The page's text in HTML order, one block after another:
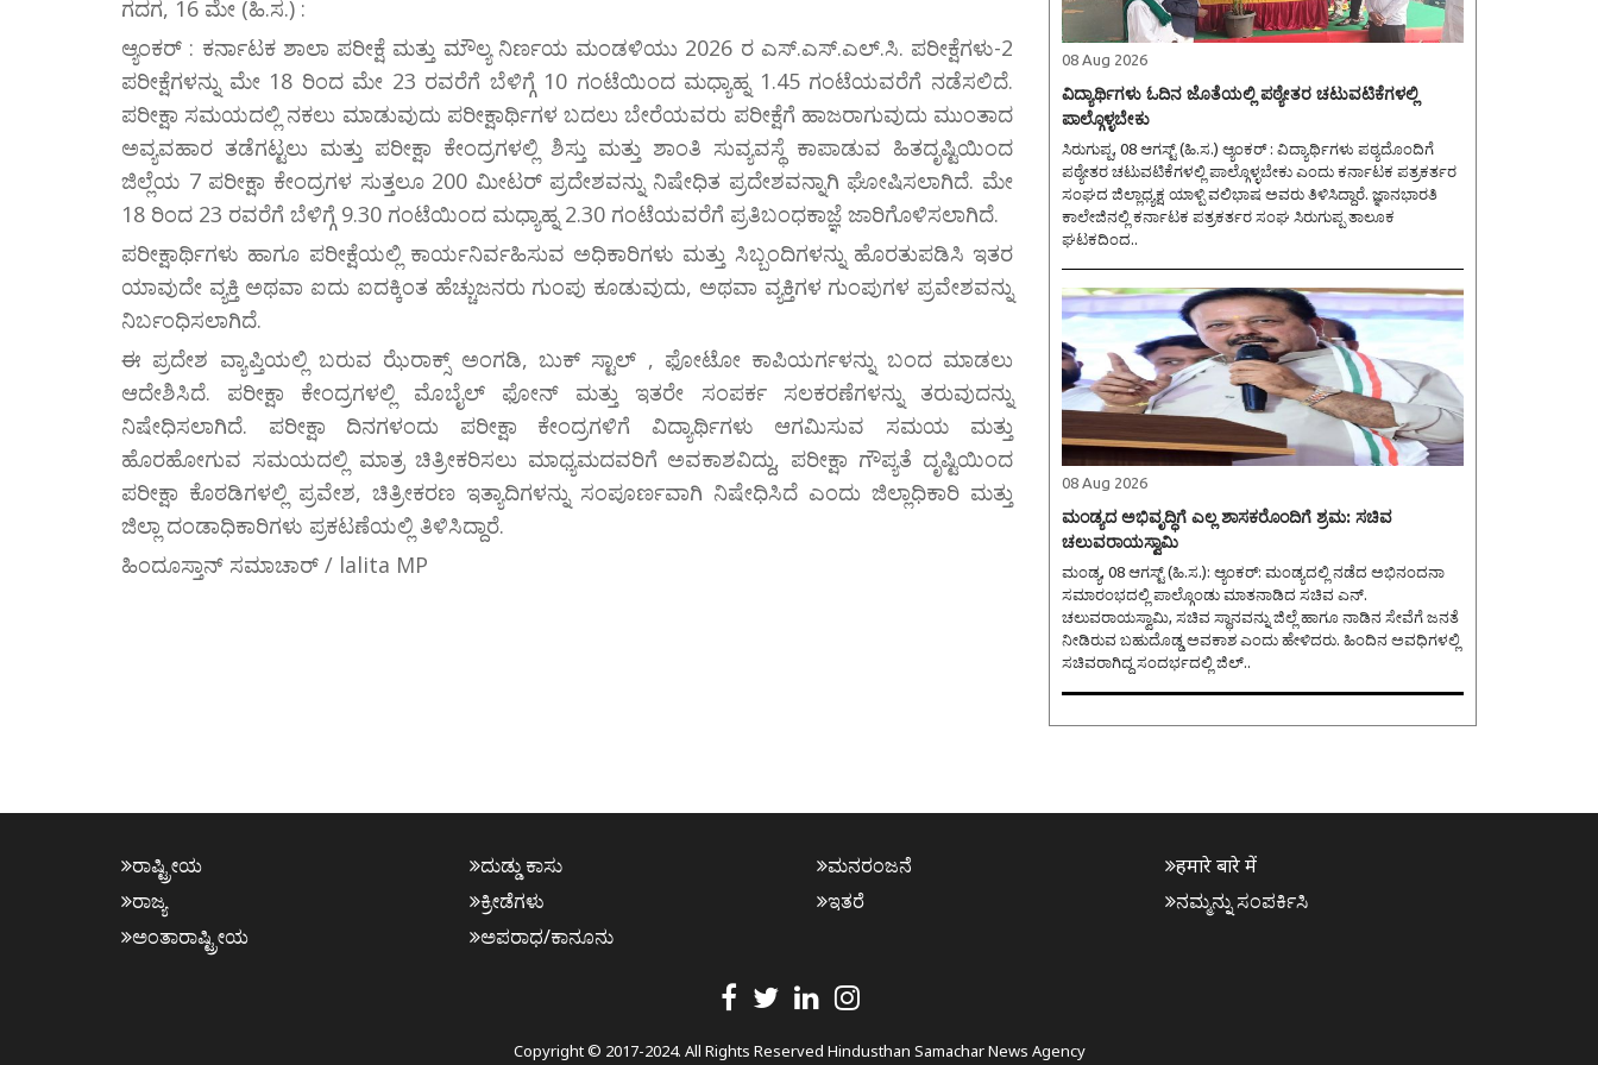
ಗದಗ, 16 ಮೇ (ಹಿ.ಸ.) :
ಆ್ಯಂಕರ್ : ಕರ್ನಾಟಕ ಶಾಲಾ ಪರೀಕ್ಷೆ ಮತ್ತು ಮೌಲ್ಯ ನಿರ್ಣಯ ಮಂಡಳಿಯು 2026 ರ ಎಸ್.ಎಸ್.ಎಲ್.ಸಿ. ಪರೀಕ್ಷೆಗಳು-2
ಪರೀಕ್ಷೆಗಳನ್ನು ಮೇ 18 ರಿಂದ ಮೇ 23 ರವರೆಗೆ ಬೆಳಿಗ್ಗೆ 10 ಗಂಟೆಯಿಂದ ಮಧ್ಯಾಹ್ನ 1.45 ಗಂಟೆಯವರೆಗೆ ನಡೆಸಲಿದೆ.
ಪರೀಕ್ಷಾ ಸಮಯದಲ್ಲಿ ನಕಲು ಮಾಡುವುದು ಪರೀಕ್ಷಾರ್ಥಿಗಳ ಬದಲು ಬೇರೆಯವರು ಪರೀಕ್ಷೆಗೆ ಹಾಜರಾಗುವುದು ಮುಂತಾದ
ಅವ್ಯವಹಾರ ತಡೆಗಟ್ಟಲು ಮತ್ತು ಪರೀಕ್ಷಾ ಕೇಂದ್ರಗಳಲ್ಲಿ ಶಿಸ್ತು ಮತ್ತು ಶಾಂತಿ ಸುವ್ಯವಸ್ಥೆ ಕಾಪಾಡುವ ಹಿತದೃಷ್ಟಿಯಿಂದ
ಜಿಲ್ಲೆಯ 7 ಪರೀಕ್ಷಾ ಕೇಂದ್ರಗಳ ಸುತ್ತಲೂ 200 ಮೀಟರ್ ಪ್ರದೇಶವನ್ನು ನಿಷೇಧಿತ ಪ್ರದೇಶವನ್ನಾಗಿ ಘೋಷಿಸಲಾಗಿದೆ. ಮೇ
18 ರಿಂದ 23 ರವರೆಗೆ ಬೆಳಿಗ್ಗೆ 9.30 ಗಂಟೆಯಿಂದ ಮಧ್ಯಾಹ್ನ 2.30 ಗಂಟೆಯವರೆಗೆ ಪ್ರತಿಬಂಧಕಾಜ್ಞೆ ಜಾರಿಗೊಳಿಸಲಾಗಿದೆ.
ಪರೀಕ್ಷಾರ್ಥಿಗಳು ಹಾಗೂ ಪರೀಕ್ಷೆಯಲ್ಲಿ ಕಾರ್ಯನಿರ್ವಹಿಸುವ ಅಧಿಕಾರಿಗಳು ಮತ್ತು ಸಿಬ್ಬಂದಿಗಳನ್ನು ಹೊರತುಪಡಿಸಿ ಇತರ
ಯಾವುದೇ ವ್ಯಕ್ತಿ ಅಥವಾ ಐದು ಐದಕ್ಕಿಂತ ಹೆಚ್ಚುಜನರು ಗುಂಪು ಕೂಡುವುದು, ಅಥವಾ ವ್ಯಕ್ತಿಗಳ ಗುಂಪುಗಳ ಪ್ರವೇಶವನ್ನು
ನಿರ್ಬಂಧಿಸಲಾಗಿದೆ.
ಈ ಪ್ರದೇಶ ವ್ಯಾಪ್ತಿಯಲ್ಲಿ ಬರುವ ಝೆರಾಕ್ಸ್ ಅಂಗಡಿ, ಬುಕ್ ಸ್ಟಾಲ್ , ಫೋಟೋ ಕಾಪಿಯರ್ಗಳನ್ನು ಬಂದ ಮಾಡಲು
ಆದೇಶಿಸಿದೆ. ಪರೀಕ್ಷಾ ಕೇಂದ್ರಗಳಲ್ಲಿ ಮೊಬೈಲ್ ಫೋನ್ ಮತ್ತು ಇತರೇ ಸಂಪರ್ಕ ಸಲಕರಣೆಗಳನ್ನು ತರುವುದನ್ನು
ನಿಷೇಧಿಸಲಾಗಿದೆ. ಪರೀಕ್ಷಾ ದಿನಗಳಂದು ಪರೀಕ್ಷಾ ಕೇಂದ್ರಗಳಿಗೆ ವಿದ್ಯಾರ್ಥಿಗಳು ಆಗಮಿಸುವ ಸಮಯ ಮತ್ತು
ಹೊರಹೋಗುವ ಸಮಯದಲ್ಲಿ ಮಾತ್ರ ಚಿತ್ರೀಕರಿಸಲು ಮಾಧ್ಯಮದವರಿಗೆ ಅವಕಾಶವಿದ್ದು, ಪರೀಕ್ಷಾ ಗೌಪ್ಯತೆ ದೃಷ್ಟಿಯಿಂದ
ಪರೀಕ್ಷಾ ಕೊಠಡಿಗಳಲ್ಲಿ ಪ್ರವೇಶ, ಚಿತ್ರೀಕರಣ ಇತ್ಯಾದಿಗಳನ್ನು ಸಂಪೂರ್ಣವಾಗಿ ನಿಷೇಧಿಸಿದೆ ಎಂದು ಜಿಲ್ಲಾಧಿಕಾರಿ ಮತ್ತು
ಜಿಲ್ಲಾ ದಂಡಾಧಿಕಾರಿಗಳು ಪ್ರಕಟಣೆಯಲ್ಲಿ ತಿಳಿಸಿದ್ದಾರೆ.
ಹಿಂದೂಸ್ತಾನ್ ಸಮಾಚಾರ್ / lalita MP
08 Aug 2026
ವಿದ್ಯಾರ್ಥಿಗಳು ಓದಿನ ಜೊತೆಯಲ್ಲಿ ಪಠ್ಯೇತರ ಚಟುವಟಿಕೆಗಳಲ್ಲಿ
ಪಾಲ್ಗೊಳ್ಳಬೇಕು
ಸಿರುಗುಪ್ಪ, 08 ಆಗಸ್ಟ್ (ಹಿ.ಸ.) ಆ್ಯಂಕರ್ : ವಿದ್ಯಾರ್ಥಿಗಳು ಪಠ್ಯದೊಂದಿಗೆ
ಪಠ್ಯೇತರ ಚಟುವಟಿಕೆಗಳಲ್ಲಿ ಪಾಲ್ಗೊಳ್ಳಬೇಕು ಎಂದು ಕರ್ನಾಟಕ ಪತ್ರಕರ್ತರ
ಸಂಘದ ಜಿಲ್ಲಾಧ್ಯಕ್ಷ ಯಾಳ್ಪಿ ವಲಿಭಾಷ ಅವರು ತಿಳಿಸಿದ್ದಾರೆ. ಜ್ಞಾನಭಾರತಿ
ಕಾಲೇಜಿನಲ್ಲಿ ಕರ್ನಾಟಕ ಪತ್ರಕರ್ತರ ಸಂಘ ಸಿರುಗುಪ್ಪ ತಾಲೂಕ
ಘಟಕದಿಂದ..
08 Aug 2026
ಮಂಡ್ಯದ ಅಭಿವೃದ್ಧಿಗೆ ಎಲ್ಲ ಶಾಸಕರೊಂದಿಗೆ ಶ್ರಮ: ಸಚಿವ
ಚಲುವರಾಯಸ್ವಾಮಿ
ಮಂಡ್ಯ, 08 ಆಗಸ್ಟ್ (ಹಿ.ಸ.): ಆ್ಯಂಕರ್: ಮಂಡ್ಯದಲ್ಲಿ ನಡೆದ ಅಭಿನಂದನಾ
ಸಮಾರಂಭದಲ್ಲಿ ಪಾಲ್ಗೊಂಡು ಮಾತನಾಡಿದ ಸಚಿವ ಎನ್.
ಚಲುವರಾಯಸ್ವಾಮಿ, ಸಚಿವ ಸ್ಥಾನವನ್ನು ಜಿಲ್ಲೆ ಹಾಗೂ ನಾಡಿನ ಸೇವೆಗೆ ಜನತೆ
ನೀಡಿರುವ ಬಹುದೊಡ್ಡ ಅವಕಾಶ ಎಂದು ಹೇಳಿದರು. ಹಿಂದಿನ ಅವಧಿಗಳಲ್ಲಿ
ಸಚಿವರಾಗಿದ್ದ ಸಂದರ್ಭದಲ್ಲಿ ಜಿಲ್..
ರಾಷ್ಟ್ರೀಯ
ರಾಜ್ಯ
ಅಂತಾರಾಷ್ಟ್ರೀಯ
ದುಡ್ಡು ಕಾಸು
ಕ್ರೀಡೆಗಳು
ಅಪರಾಧ/ಕಾನೂನು
ಮನರಂಜನೆ
ಇತರೆ
हमारे बारे में
ನಮ್ಮನ್ನು ಸಂಪರ್ಕಿಸಿ
Copyright © 2017-2024. All Rights Reserved Hindusthan Samachar News Agency